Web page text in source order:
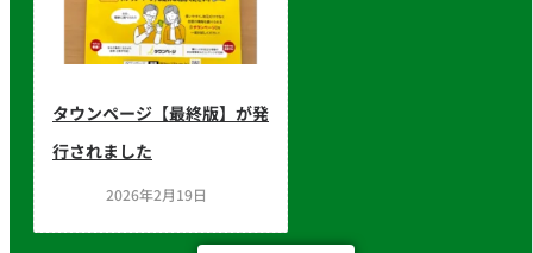
タウンページ【最終版】が発
行されました
2026年2月19日